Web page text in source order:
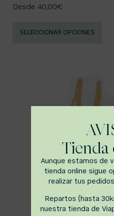
Desde 40,00€
SELECCIONAR OPCIONES
Aunque estamos de
tienda online sigue
realizar tus
Repartos (hasta
nuestra tienda de